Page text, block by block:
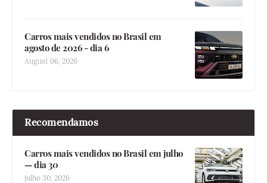
Carros mais vendidos no Brasil em
agosto de 2026 - dia 6
August 06, 2026
Recomendamos
Carros mais vendidos no Brasil em julho
— dia 30
julho 30, 2026